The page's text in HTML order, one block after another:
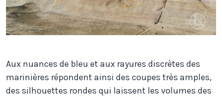
Aux nuances de bleu et aux rayures discrètes des
marinières répondent ainsi des coupes très amples,
des silhouettes rondes qui laissent les volumes des